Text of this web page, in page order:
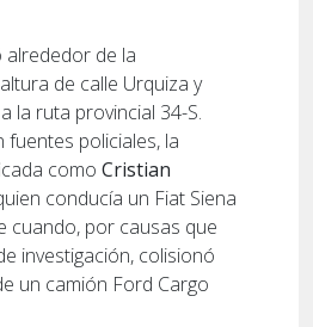
alrededor de la
de calle Urquiza y
la ruta provincial 34-S.
fuentes policiales, la
como Cristian
conducía un Fiat Siena
cuando, por causas que
investigación, colisionó
un camión Ford Cargo